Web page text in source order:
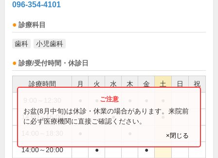
096-354-4101
診療科目
歯科 小児歯科
診療/受付時間・休診日
診療時間 月 火 水 木 金 土 日 祝
●
14:00～16:00 ● ●
14:00～20:00 ● ●
お盆(8月中旬)は休診・休業の場合があります。来院前
に必ず医療機関に直接ご確認ください。
×閉じる